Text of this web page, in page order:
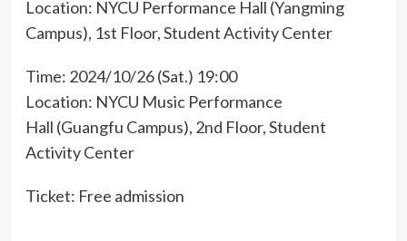
Location: NYCU Performance Hall (Yangming
Campus), 1st Floor, Student Activity Center
Time: 2024/10/26 (Sat.) 19:00
Location: NYCU Music Performance
Hall (Guangfu Campus), 2nd Floor, Student
Activity Center
Ticket: Free admission